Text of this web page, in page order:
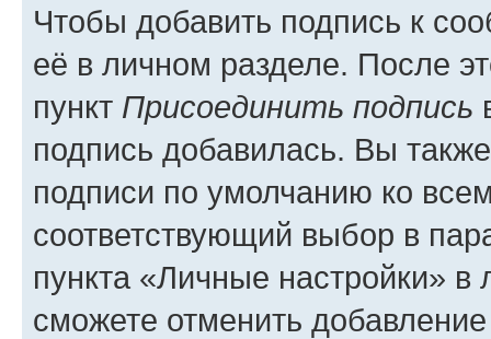
Чтобы добавить подпись к
её в личном разделе. После
пункт Присоединить подпись
подпись добавилась. Вы
подписи по умолчанию ко
соответствующий выбор в
пункта «Личные настройки»
сможете отменить